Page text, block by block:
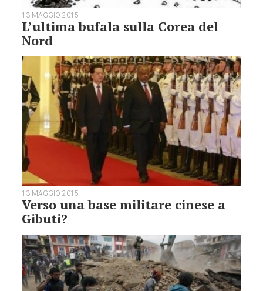
13 MAGGIO 2015
L’ultima bufala sulla Corea del
Nord
13 MAGGIO 2015
Verso una base militare cinese a
Gibuti?